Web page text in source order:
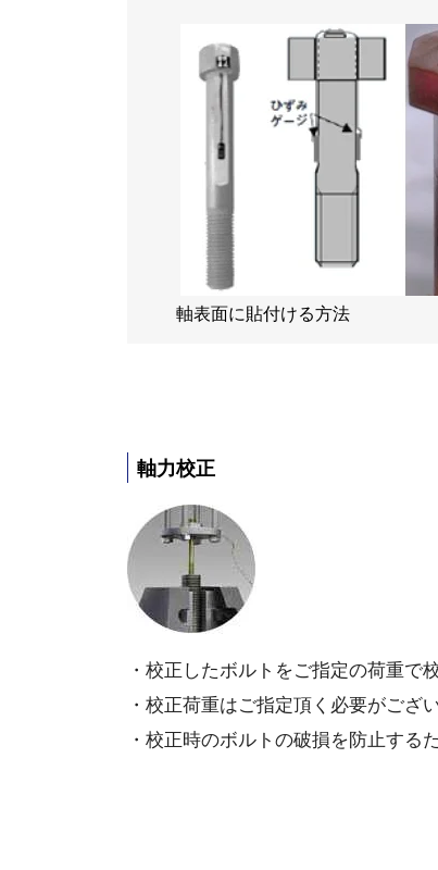
軸表面に貼付ける方法
軸力校正
・校正したボルトをご指定の荷重で
・校正荷重はご指定頂く必要がござい
・校正時のボルトの破損を防止する